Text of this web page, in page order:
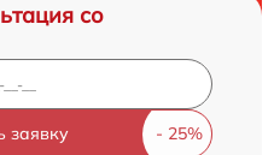
со
заявку